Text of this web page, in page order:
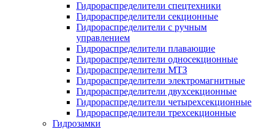
Гидрораспределители спецтехники
Гидрораспределители секционные
Гидрораспределители с ручным
управлением
Гидрораспределители плавающие
Гидрораспределители односекционные
Гидрораспределители МТЗ
Гидрораспределители электромагнитные
Гидрораспределители двухсекционные
Гидрораспределители четырехсекционные
Гидрораспределители трехсекционные
Гидрозамки